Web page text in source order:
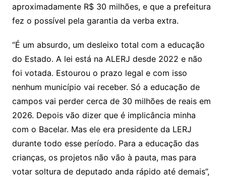
aproximadamente R$ 30 milhões, e que a prefeitura
fez o possível pela garantia da verba extra.
“É um absurdo, um desleixo total com a educação
do Estado. A lei está na ALERJ desde 2022 e não
foi votada. Estourou o prazo legal e com isso
nenhum município vai receber. Só a educação de
campos vai perder cerca de 30 milhões de reais em
2026. Depois vão dizer que é implicância minha
com o Bacelar. Mas ele era presidente da LERJ
durante todo esse período. Para a educação das
crianças, os projetos não vão à pauta, mas para
votar soltura de deputado anda rápido até demais”,